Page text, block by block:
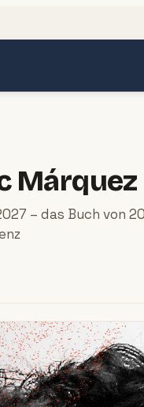
Márquez
– das Buch von